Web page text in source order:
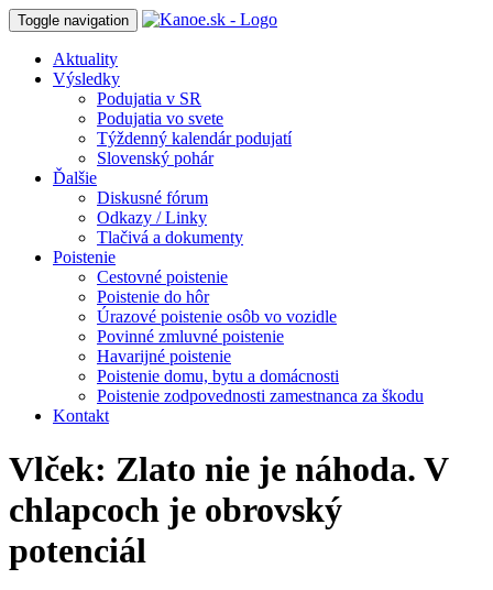
Toggle navigation
Aktuality
Výsledky
Podujatia v SR
Podujatia vo svete
Týždenný kalendár podujatí
Slovenský pohár
Ďalšie
Diskusné fórum
Odkazy / Linky
Tlačivá a dokumenty
Poistenie
Cestovné poistenie
Poistenie do hôr
Úrazové poistenie osôb vo vozidle
Povinné zmluvné poistenie
Havarijné poistenie
Poistenie domu, bytu a domácnosti
Poistenie zodpovednosti zamestnanca za škodu
Kontakt
Vlček: Zlato nie je náhoda. V
chlapcoch je obrovský
potenciál